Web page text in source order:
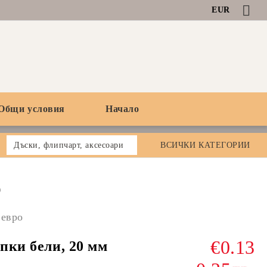
EUR
условия Начало
Дъски, флипчарт, аксесоари ВСИЧКИ КАТЕГОРИИ
бели, 20 мм
€0.13